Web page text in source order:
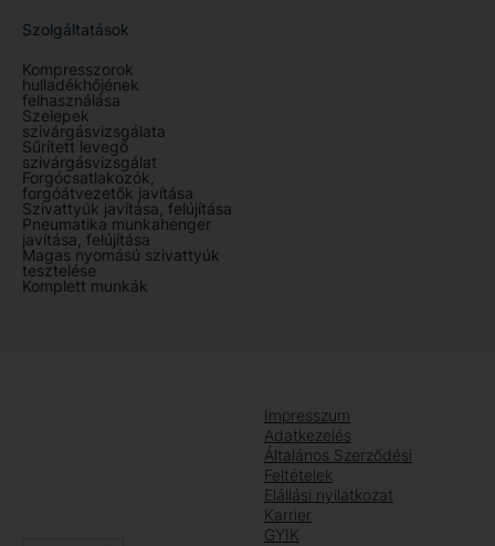
Szolgáltatások
Kompresszorok
hulladékhőjének
felhasználása
Szelepek
szivárgásvizsgálata
Sűrített levegő
szivárgásvizsgálat
Forgócsatlakozók,
forgóátvezetők javítása
Szivattyúk javítása, felújítása
Pneumatika munkahenger
javítása, felújítása
Magas nyomású szivattyúk
tesztelése
Komplett munkák
Impresszum
Adatkezelés
Általános Szerződési
Feltételek
Elállási nyilatkozat
Karrier
GYIK